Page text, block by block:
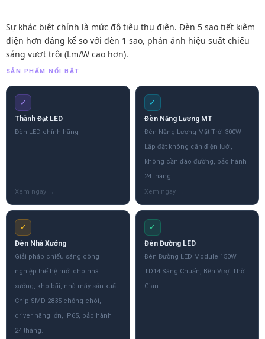
Sự khác biệt chính là mức độ tiêu thụ điện. Đèn 5 sao tiết kiệm
điện hơn đáng kể so với đèn 1 sao, phản ánh hiệu suất chiếu
sáng vượt trội (Lm/W cao hơn).
SẢN PHẨM NỔI BẬT
✓
Thành Đạt LED
Đèn LED chính hãng
✓
Đèn Năng Lượng MT
Đèn Năng Lượng Mặt Trời 300W
Lắp đặt không cần điện lưới,
không cần đào đường, bảo hành
24 tháng.
✓
Đèn Nhà Xưởng
Giải pháp chiếu sáng công
nghiệp thế hệ mới cho nhà
xưởng, kho bãi, nhà máy sản xuất.
Chip SMD 2835 chống chói,
driver hãng lớn, IP65, bảo hành
24 tháng.
✓
Đèn Đường LED
Đèn Đường LED Module 150W
TD14 Sáng Chuẩn, Bền Vượt Thời
Gian